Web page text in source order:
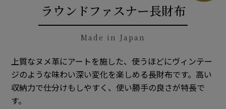
ラウンドファスナー長財布
Made in Japan
上質なヌメ革にアートを施した、使うほどにヴィンテー
ジのような味わい深い変化を楽しめる長財布です。高い
収納力で仕分けもしやすく、使い勝手の良さが特長で
す。